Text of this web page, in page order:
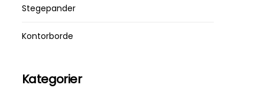
Stegepander
Kontorborde
Kategorier